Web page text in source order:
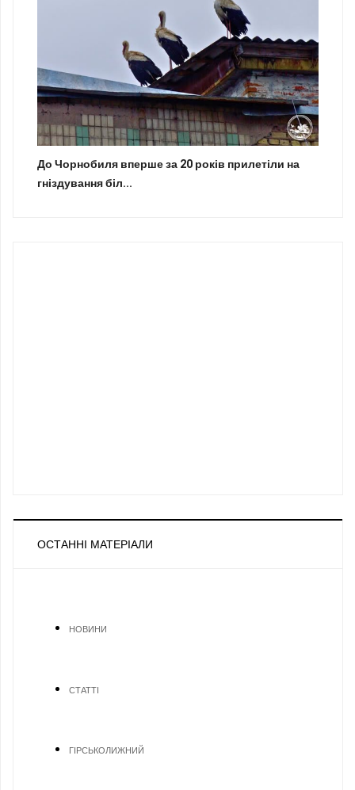
До Чорнобиля вперше за 20 років прилетіли на
гніздування біл...
ОСТАННІ МАТЕРІАЛИ
НОВИНИ
СТАТТІ
ГІРСЬКОЛИЖНИЙ